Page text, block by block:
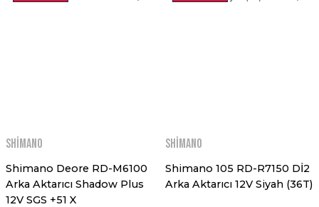
Shimano
Shimano Deore RD-M6100
Arka Aktarıcı Shadow Plus
12V SGS +51 X
Shimano
Shimano 105 RD-R7150 Dİ2
Arka Aktarıcı 12V Siyah (36T)